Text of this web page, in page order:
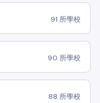
91 所學校
90 所學校
88 所學校